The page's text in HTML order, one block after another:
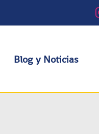
Blog y Noticias